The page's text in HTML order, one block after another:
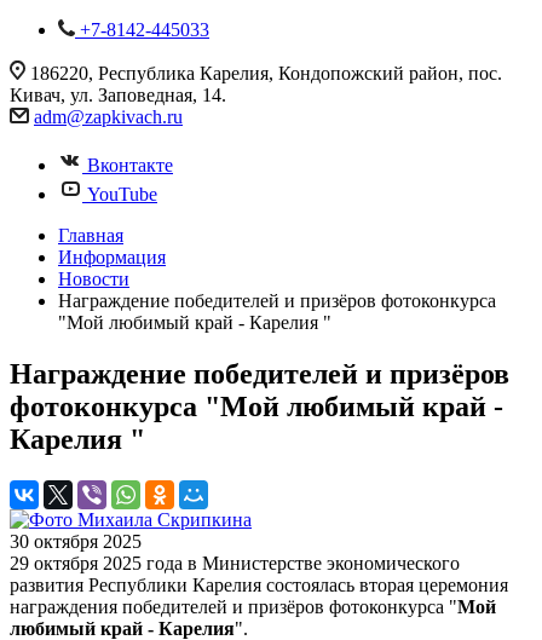
+7-8142-445033
186220, Республика Карелия, Кондопожский район, пос.
Кивач, ул. Заповедная, 14.
adm@zapkivach.ru
Вконтакте
YouTube
Главная
Информация
Новости
Награждение победителей и призёров фотоконкурса
"Мой любимый край - Карелия "
Награждение победителей и призёров
фотоконкурса "Мой любимый край -
Карелия "
30 октября 2025
29 октября 2025 года в Министерстве экономического
развития Республики Карелия состоялась вторая церемония
награждения победителей и призёров фотоконкурса "Мой
любимый край - Карелия".